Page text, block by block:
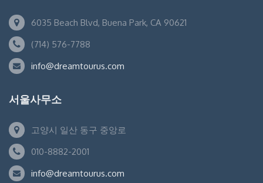
6035 Beach Blvd, Buena Park, CA 90621
(714) 576-7788
info@dreamtourus.com
서울사무소
고양시 일산 동구 중앙로
010-8882-2001
info@dreamtourus.com